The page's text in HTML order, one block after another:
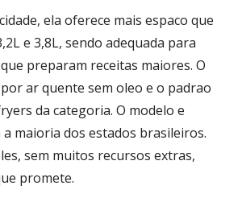
ela oferece mais espaco que
e 3,8L, sendo adequada para
preparam receitas maiores. O
ar quente sem oleo e o padrao
da categoria. O modelo e
a maioria dos estados brasileiros.
sem muitos recursos extras,
promete.